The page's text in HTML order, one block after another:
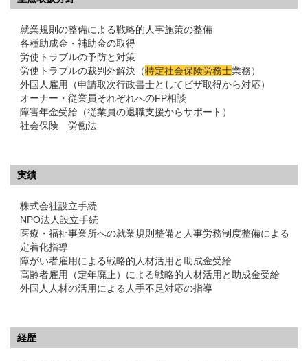
就業規則の整備による戦略的人事施策の整備
各種助成金・補助金の取得
労使トラブルの予防と対策
労使トラブルの裁判外解決（特定社会保険労務士業務）
外国人雇用（申請取次行政書士としてビザ取得から対応）
オーナー・従業員それぞれへのFP相談
障害年金受給（従業員の退職支援からサポート）
社会保険 労働法
実績
株式会社設立手続
NPO法人設立手続
医療・福祉事業所への就業規則整備と人事労務制度整備による
定着化指導
障がい者雇用による戦略的人材活用と助成金受給
高齢者雇用（定年廃止）による戦略的人材活用と助成金受給
外国人人材の活用による人手不足対応の指導
経歴